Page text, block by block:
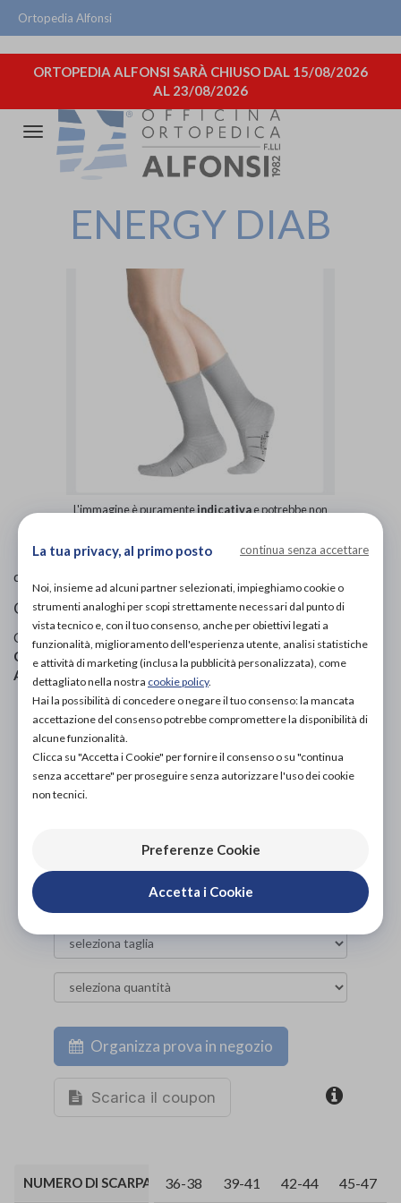
Ortopedia Alfonsi
ORTOPEDIA ALFONSI SARÀ CHIUSO DAL 15/08/2026
AL 23/08/2026
Attiva/disattiva
navigazione
ENERGY DIAB
L'immagine è puramenteindicativae potrebbe non
di
Calze sportive
Codice OTGP: PODQAL9116| Riferimento produttore:
CD500 | Categoria: Salute e benessere Linea sport
Abbigliamento per lo sport
PROVA E ACQUISTA IN NEGOZIO
DA23,50€
PROVA E NOLEGGIA IN NEGOZIO
NON DISPONIBILE
NON DISPONIBILE
Organizza prova in negozio
Scarica il coupon
NUMERO DI SCARPA 36-38 39-41 42-44 45-47
La tua privacy, al primo posto continua senza accettare
Noi, insieme ad alcuni partner selezionati, impieghiamo cookie o
strumenti analoghi per scopi strettamente necessari dal punto di
vista tecnico e, con il tuo consenso, anche per obiettivi legati a
funzionalità, miglioramento dell'esperienza utente, analisi statistiche
e attività di marketing (inclusa la pubblicità personalizzata), come
dettagliato nella nostra cookie policy.
Hai la possibilità di concedere o negare il tuo consenso: la mancata
accettazione del consenso potrebbe compromettere la disponibilità di
alcune funzionalità.
Clicca su "Accetta i Cookie" per fornire il consenso o su "continua
senza accettare" per proseguire senza autorizzare l'uso dei cookie
non tecnici.
Preferenze Cookie
Accetta i Cookie